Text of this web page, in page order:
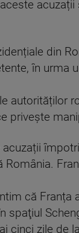
din
în urma
autorităților
privește
România.
că Franța
spaţiul
cinci zile de